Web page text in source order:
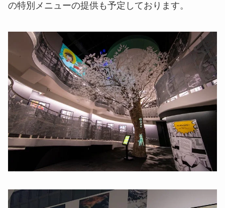
の特別メニューの提供も予定しております。